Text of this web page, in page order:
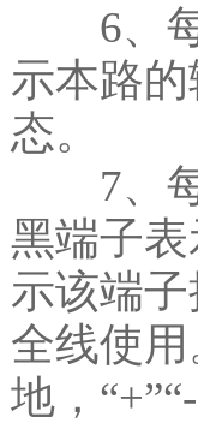
6、每
示本路
态。
7、每
黑端子表
示该端
全线使
地，